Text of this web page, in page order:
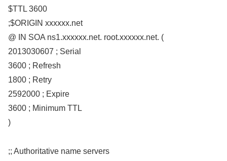
$TTL 3600
;$ORIGIN xxxxxx.net
@ IN SOA ns1.xxxxxx.net. root.xxxxxx.net. (
2013030607 ; Serial
3600 ; Refresh
1800 ; Retry
2592000 ; Expire
3600 ; Minimum TTL
)
;; Authoritative name servers